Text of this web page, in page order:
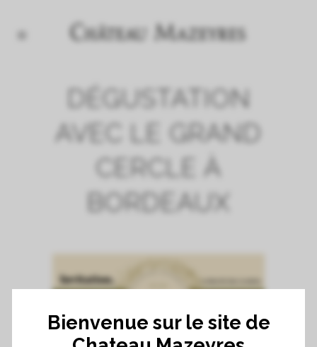
DÉGUSTATION
AVEC LE GRAND
CERCLE À
BORDEAUX
Bienvenue sur le site de